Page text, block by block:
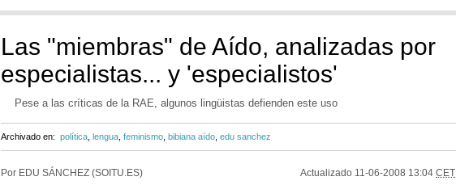
Las "miembras" de Aído, analizadas por
especialistas... y 'especialistos'
Pese a las críticas de la RAE, algunos lingüistas defienden este uso
Archivado en: política lengua feminismo bibiana aído edu sanchez
Por EDU SÁNCHEZ (SOITU.ES) Actualizado 11-06-2008 13:04 CET